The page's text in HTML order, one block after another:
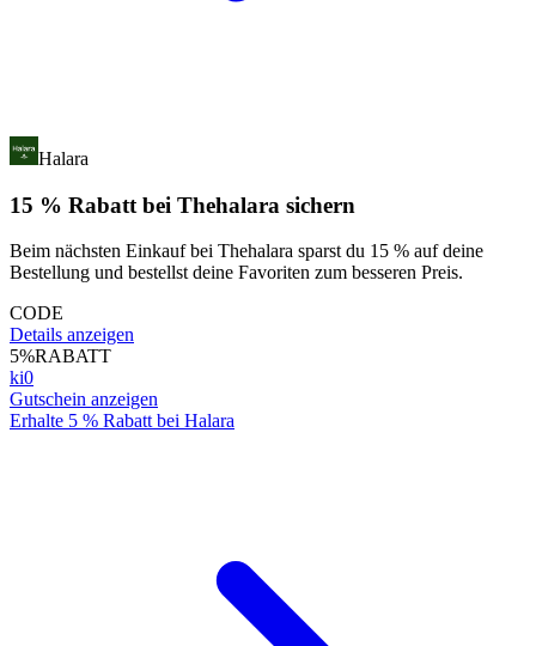
Halara
15 % Rabatt bei Thehalara sichern
Beim nächsten Einkauf bei Thehalara sparst du 15 % auf deine
Bestellung und bestellst deine Favoriten zum besseren Preis.
CODE
Details anzeigen
5%RABATT
ki0
Gutschein anzeigen
Erhalte 5 % Rabatt bei Halara